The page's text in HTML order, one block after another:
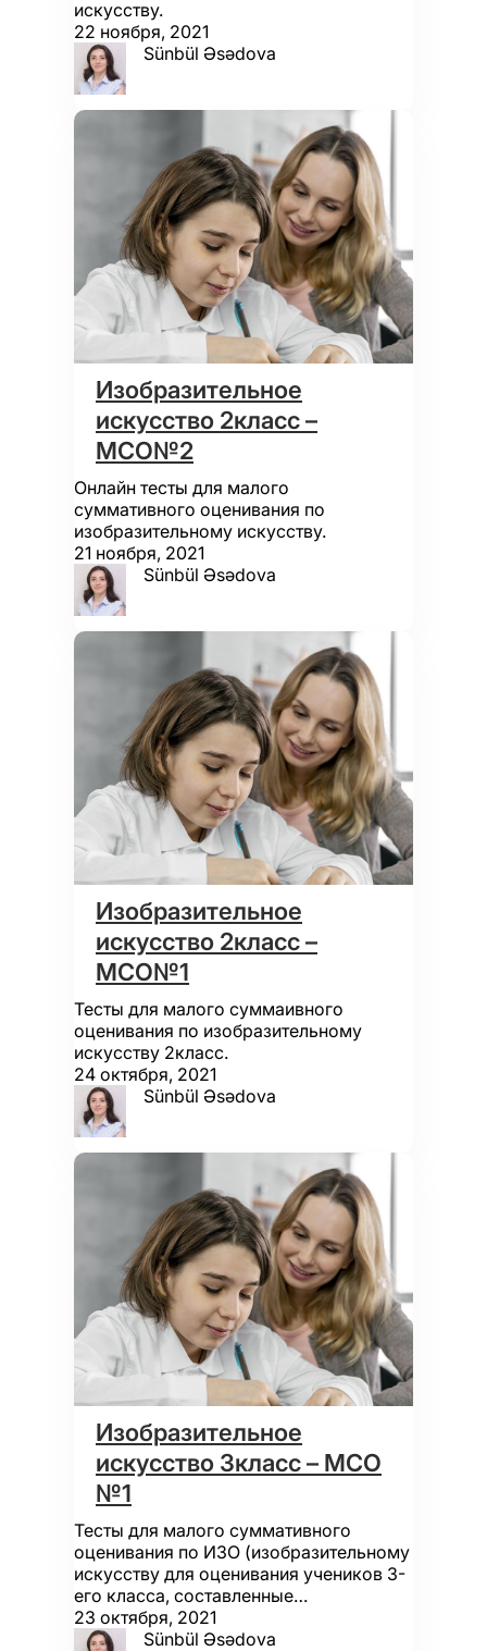
искусству.
22 ноября, 2021
Sünbül Əsədova
Изобразительное
искусство 2класс –
МСО№2
Онлайн тесты для малого
суммативного оценивания по
изобразительному искусству.
21 ноября, 2021
Sünbül Əsədova
Изобразительное
искусство 2класс –
МСО№1
Тесты для малого суммаивного
оценивания по изобразительному
искусству 2класс.
24 октября, 2021
Sünbül Əsədova
Изобразительное
искусство 3класс – МСО
№1
Тесты для малого суммативного
оценивания по ИЗО (изобразительному
искусству для оценивания учеников 3-
его класса, составленные…
23 октября, 2021
Sünbül Əsədova